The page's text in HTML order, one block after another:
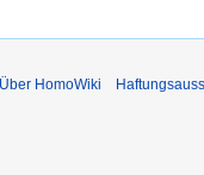
Über HomoWiki